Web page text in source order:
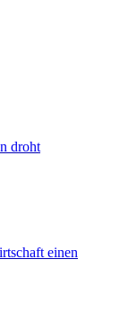
droht
einen